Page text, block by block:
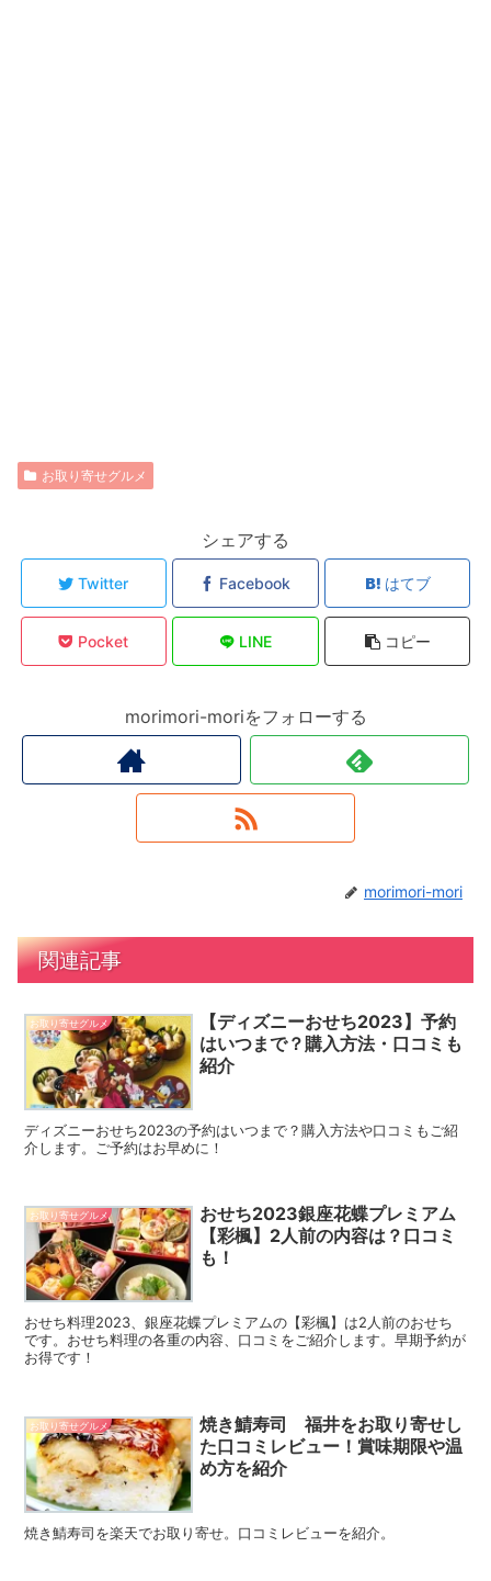
お取り寄せグルメ
シェアする
Twitter Facebook はてブ
Pocket LINE コピー
morimori-moriをフォローする
morimori-mori
関連記事
お取り寄せグルメ
【ディズニーおせち2023】予約
はいつまで？購入方法・口コミも
紹介
ディズニーおせち2023の予約はいつまで？購入方法や口コミもご紹
介します。ご予約はお早めに！
お取り寄せグルメ
おせち2023銀座花蝶プレミアム
【彩楓】2人前の内容は？口コミ
も！
おせち料理2023、銀座花蝶プレミアムの【彩楓】は2人前のおせち
です。おせち料理の各重の内容、口コミをご紹介します。早期予約が
お得です！
お取り寄せグルメ
焼き鯖寿司 福井をお取り寄せし
た口コミレビュー！賞味期限や温
め方を紹介
焼き鯖寿司を楽天でお取り寄せ。口コミレビューを紹介。